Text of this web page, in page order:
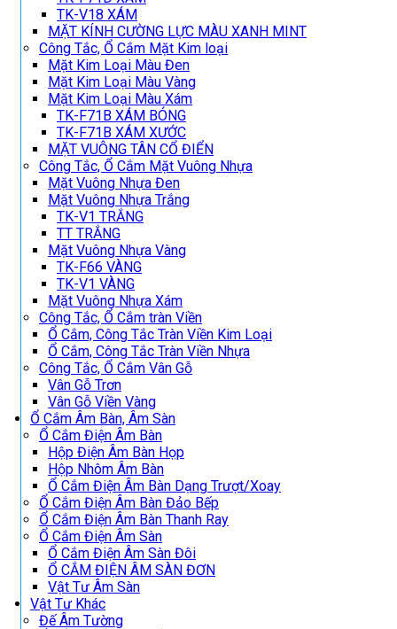
TK-V18 XÁM
MẶT KÍNH CƯỜNG LỰC MÀU XANH MINT
Công Tắc, Ổ Cắm Mặt Kim loại
Mặt Kim Loại Màu Đen
Mặt Kim Loại Màu Vàng
Mặt Kim Loại Màu Xám
TK-F71B XÁM BÓNG
TK-F71B XÁM XƯỚC
MẶT VUÔNG TÂN CỔ ĐIỂN
Công Tắc, Ổ Cắm Mặt Vuông Nhựa
Mặt Vuông Nhựa Đen
Mặt Vuông Nhựa Trắng
TK-V1 TRẮNG
TT TRẮNG
Mặt Vuông Nhựa Vàng
TK-F66 VÀNG
TK-V1 VÀNG
Mặt Vuông Nhựa Xám
Công Tắc, Ổ Cắm tràn Viền
Ổ Cắm, Công Tắc Tràn Viền Kim Loại
Ổ Cắm, Công Tắc Tràn Viền Nhựa
Công Tắc, Ổ Cắm Vân Gỗ
Vân Gỗ Trơn
Vân Gỗ Viền Vàng
Ổ Cắm Âm Bàn, Âm Sàn
Ổ Cắm Điện Âm Bàn
Hộp Điện Âm Bàn Họp
Hộp Nhôm Âm Bàn
Ổ Cắm Điện Âm Bàn Dạng Trượt/Xoay
Ổ Cắm Điện Âm Bàn Đảo Bếp
Ổ Cắm Điện Âm Bàn Thanh Ray
Ổ Cắm Điện Âm Sàn
Ổ Cắm Điện Âm Sàn Đôi
Ổ CẮM ĐIỆN ÂM SÀN ĐƠN
Vật Tư Âm Sàn
Vật Tư Khác
Đế Âm Tường